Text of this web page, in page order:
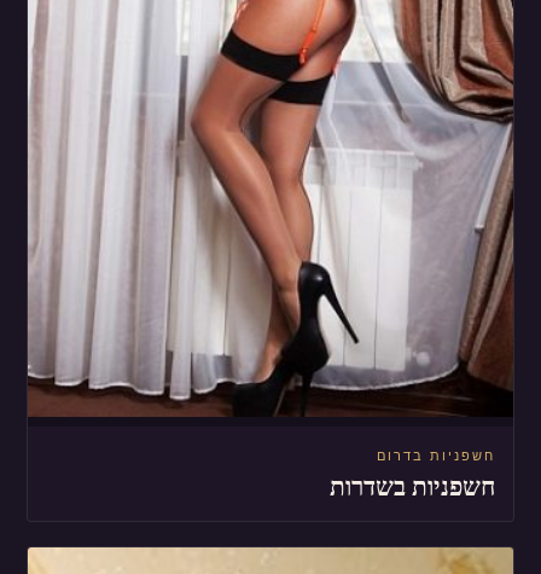
חשפניות בדרום
חשפניות בשדרות